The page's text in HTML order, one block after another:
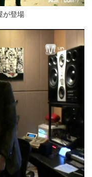
が登場